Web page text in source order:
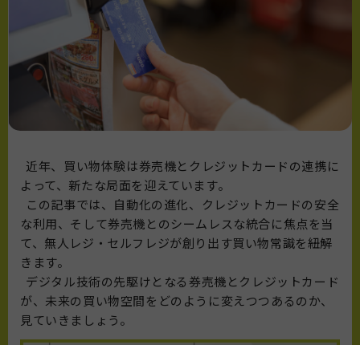
近年、買い物体験は券売機とクレジットカードの連携に
よって、新たな局面を迎えています。
この記事では、自動化の進化、クレジットカードの安全
な利用、そして券売機とのシームレスな統合に焦点を当
て、無人レジ・セルフレジが創り出す買い物常識を紐解
きます。
デジタル技術の先駆けとなる券売機とクレジットカード
が、未来の買い物空間をどのように変えつつあるのか、
見ていきましょう。